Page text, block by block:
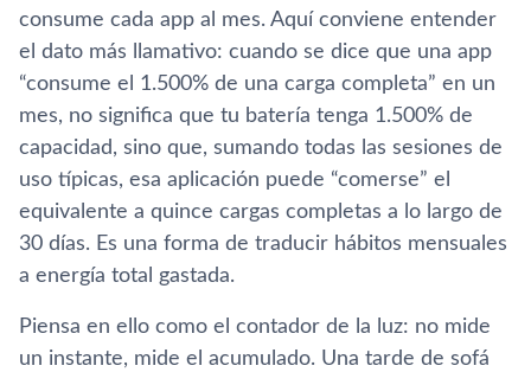
consume cada app al mes. Aquí conviene entender
el dato más llamativo: cuando se dice que una app
“consume el 1.500% de una carga completa” en un
mes, no significa que tu batería tenga 1.500% de
capacidad, sino que, sumando todas las sesiones de
uso típicas, esa aplicación puede “comerse” el
equivalente a quince cargas completas a lo largo de
30 días. Es una forma de traducir hábitos mensuales
a energía total gastada.
Piensa en ello como el contador de la luz: no mide
un instante, mide el acumulado. Una tarde de sofá